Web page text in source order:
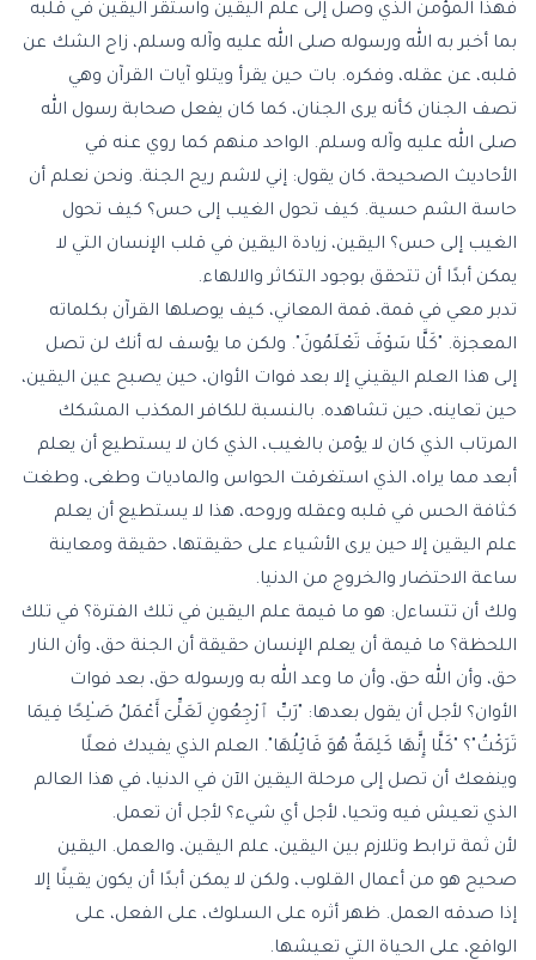
فهذا المؤمن الذي وصل إلى علم اليقين واستقر اليقين في قلبه
بما أخبر به الله ورسوله صلى الله عليه وآله وسلم، زاح الشك عن
قلبه، عن عقله، وفكره. بات حين يقرأ ويتلو آيات القرآن وهي
تصف الجنان كأنه يرى الجنان، كما كان يفعل صحابة رسول الله
صلى الله عليه وآله وسلم. الواحد منهم كما روي عنه في
الأحاديث الصحيحة، كان يقول: إني لاشم ريح الجنة. ونحن نعلم أن
حاسة الشم حسية. كيف تحول الغيب إلى حس؟ كيف تحول
الغيب إلى حس؟ اليقين، زيادة اليقين في قلب الإنسان التي لا
يمكن أبدًا أن تتحقق بوجود التكاثر والالهاء.
تدبر معي في قمة، قمة المعاني، كيف يوصلها القرآن بكلماته
المعجزة. "كَلَّا سَوْفَ تَعْلَمُونَ". ولكن ما يؤسف له أنك لن تصل
إلى هذا العلم اليقيني إلا بعد فوات الأوان، حين يصبح عين اليقين،
حين تعاينه، حين تشاهده. بالنسبة للكافر المكذب المشكك
المرتاب الذي كان لا يؤمن بالغيب، الذي كان لا يستطيع أن يعلم
أبعد مما يراه، الذي استغرقت الحواس والماديات وطغى، وطغت
كثافة الحس في قلبه وعقله وروحه، هذا لا يستطيع أن يعلم
علم اليقين إلا حين يرى الأشياء على حقيقتها، حقيقة ومعاينة
ساعة الاحتضار والخروج من الدنيا.
ولك أن تتساءل: هو ما قيمة علم اليقين في تلك الفترة؟ في تلك
اللحظة؟ ما قيمة أن يعلم الإنسان حقيقة أن الجنة حق، وأن النار
حق، وأن الله حق، وأن ما وعد الله به ورسوله حق، بعد فوات
الأوان؟ لأجل أن يقول بعدها: "رَبِّ ٱرْجِعُونِ لَعَلِّىٓ أَعْمَلُ صَـٰلِحًا فِيمَا
تَرَكْتُ"؟ "كَلَّا إِنَّهَا كَلِمَةٌ هُوَ قَائِلُهَا". العلم الذي يفيدك فعلًا
وينفعك أن تصل إلى مرحلة اليقين الآن في الدنيا، في هذا العالم
الذي تعيش فيه وتحيا، لأجل أي شيء؟ لأجل أن تعمل.
لأن ثمة ترابط وتلازم بين اليقين، علم اليقين، والعمل. اليقين
صحيح هو من أعمال القلوب، ولكن لا يمكن أبدًا أن يكون يقينًا إلا
إذا صدقه العمل. ظهر أثره على السلوك، على الفعل، على
الواقع، على الحياة التي تعيشها.